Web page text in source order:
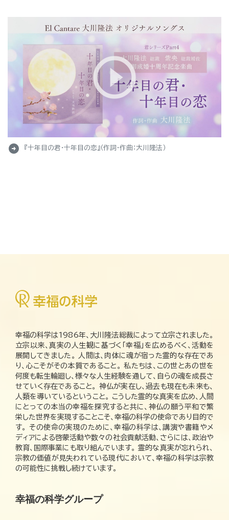
arrow_circle_right 『十年目の君・十年目の恋』（作詞・作曲：大川隆法）
幸福の科学は1986年、大川隆法総裁によって立宗されました。
立宗以来、真実の人生観に基づく「幸福」を広めるべく、活動を
展開してきました。 人間は、肉体に魂が宿った霊的な存在であ
り、心こそがその本質であること。 私たちは、この世とあの世を
何度も転生輪廻し、様々な人生経験を通して、自らの魂を成長さ
せていく存在であること。 神仏が実在し、過去も現在も未来も、
人類を導いているということ。 こうした霊的な真実を広め、人間
にとっての本当の幸福を探究すると共に、神仏の願う平和で繁
栄した世界を実現することこそ、幸福の科学の使命であり目的で
す。 その使命の実現のために、幸福の科学は、講演や書籍やメ
ディアによる啓蒙活動や数々の社会貢献活動、さらには、政治や
教育、国際事業にも取り組んでいます。 霊的な真実が忘れられ、
宗教の価値が見失われている現代において、幸福の科学は宗教
の可能性に挑戦し続けています。
幸福の科学グループ